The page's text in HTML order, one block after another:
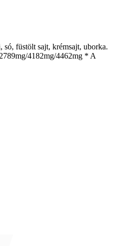
füstölt sajt, krémsajt, uborka.
4182mg/4462mg * A